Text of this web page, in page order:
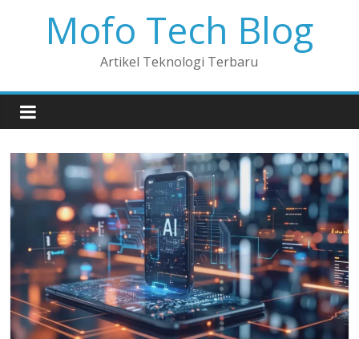
Mofo Tech Blog
Artikel Teknologi Terbaru